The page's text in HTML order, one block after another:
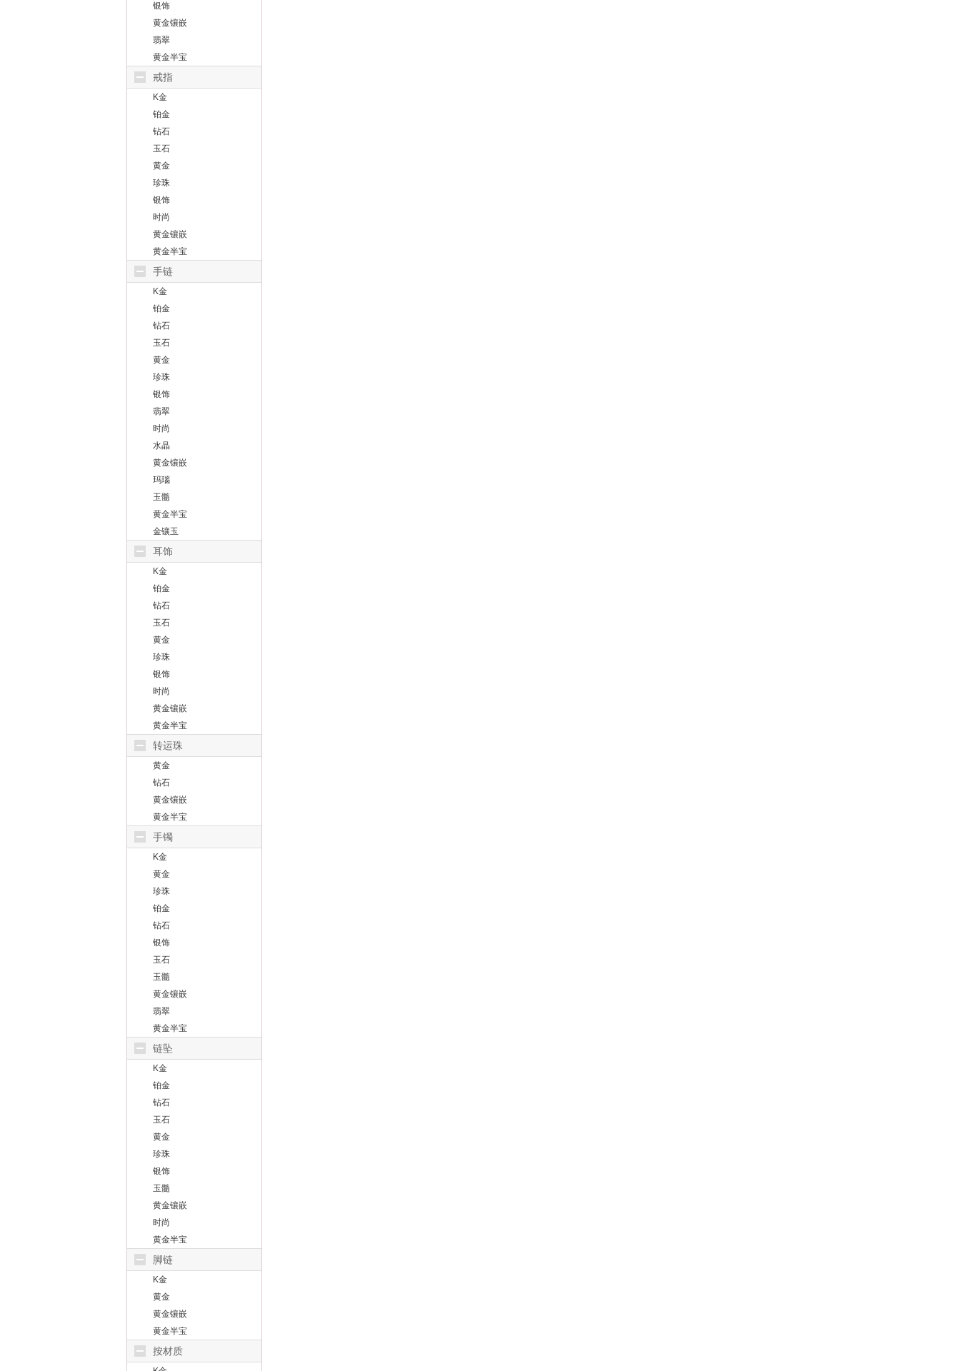
银饰
黄金镶嵌
翡翠
黄金半宝
戒指
K金
铂金
钻石
玉石
黄金
珍珠
银饰
时尚
黄金镶嵌
黄金半宝
手链
K金
铂金
钻石
玉石
黄金
珍珠
银饰
翡翠
时尚
水晶
黄金镶嵌
玛瑙
玉髓
黄金半宝
金镶玉
耳饰
K金
铂金
钻石
玉石
黄金
珍珠
银饰
时尚
黄金镶嵌
黄金半宝
转运珠
黄金
钻石
黄金镶嵌
黄金半宝
手镯
K金
黄金
珍珠
铂金
钻石
银饰
玉石
玉髓
黄金镶嵌
翡翠
黄金半宝
链坠
K金
铂金
钻石
玉石
黄金
珍珠
银饰
玉髓
黄金镶嵌
时尚
黄金半宝
脚链
K金
黄金
黄金镶嵌
黄金半宝
按材质